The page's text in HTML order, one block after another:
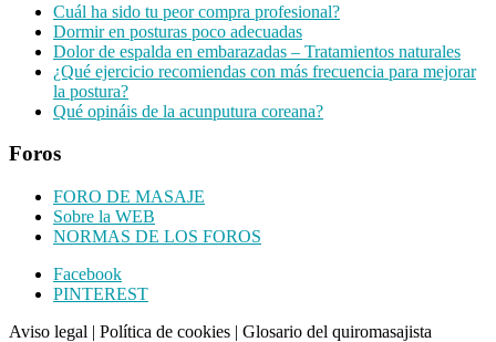
Cuál ha sido tu peor compra profesional?
Dormir en posturas poco adecuadas
Dolor de espalda en embarazadas – Tratamientos naturales
¿Qué ejercicio recomiendas con más frecuencia para mejorar
la postura?
Qué opináis de la acunputura coreana?
Foros
FORO DE MASAJE
Sobre la WEB
NORMAS DE LOS FOROS
Footer
CTA
Facebook
PINTEREST
Aviso legal | Política de cookies | Glosario del quiromasajista